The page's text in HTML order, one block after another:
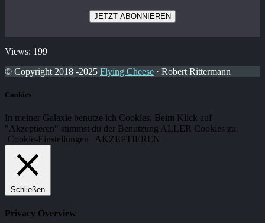
Views: 199
© Copyright 2018 -2025 Flying Cheese · Robert Rittermann
Cookies
In meiner Galaxie benutze ich Cookies. Beim Klick auf
"Akzeptieren" stimmst du der Benutzung ALLER Cookies zu.
Cookie-Einstellungen
AKZEPTIEREN
Schließen
Privacy Overview